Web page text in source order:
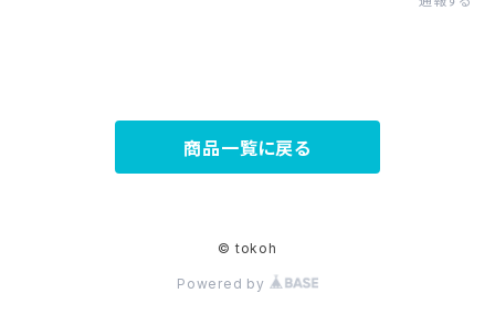
商品一覧に戻る
© tokoh
Powered by